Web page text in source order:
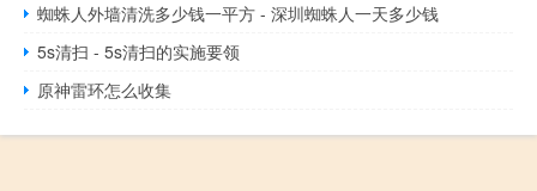
蜘蛛人外墙清洗多少钱一平方 - 深圳蜘蛛人一天多少钱
5s清扫 - 5s清扫的实施要领
原神雷环怎么收集